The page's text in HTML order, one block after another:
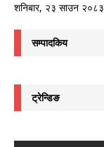
शनिबार, २३ साउन २०८३
सम्पादकिय
ट्रेन्डिङ